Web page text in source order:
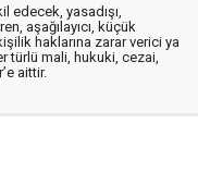
edecek, yasadışı,
aşağılayıcı, küçük
haklarına zarar verici ya
türlü mali, hukuki, cezai,
aittir.